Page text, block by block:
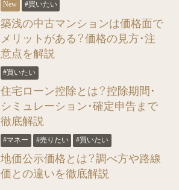
#買いたい
築浅の中古マンションは価格面で
メリットがある？価格の見方・注
意点を解説
#買いたい
住宅ローン控除とは？控除期間・
シミュレーション・確定申告まで
徹底解説
#マネー #売りたい #買いたい
地価公示価格とは？調べ方や路線
価との違いを徹底解説